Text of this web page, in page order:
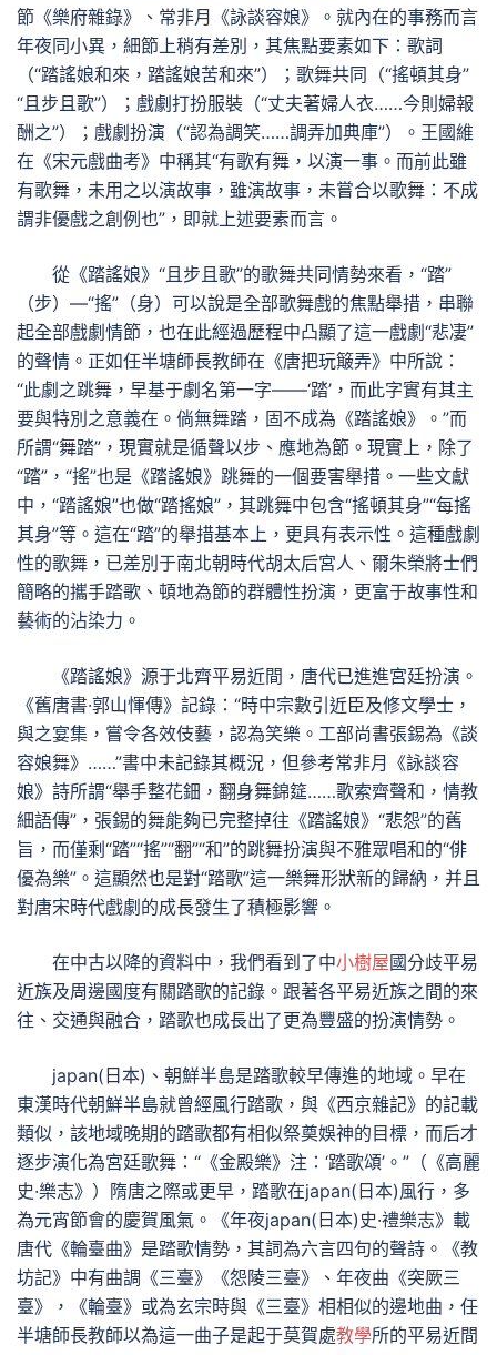
節《樂府雜錄》、常非月《詠談容娘》。就內在的事務而言
年夜同小異，細節上稍有差別，其焦點要素如下：歌詞
（“踏謠娘和來，踏謠娘苦和來”）；歌舞共同（“搖頓其身”
“且步且歌”）；戲劇打扮服裝（“丈夫著婦人衣……今則婦報
酬之”）；戲劇扮演（“認為調笑……調弄加典庫”）。王國維
在《宋元戲曲考》中稱其“有歌有舞，以演一事。而前此雖
有歌舞，未用之以演故事，雖演故事，未嘗合以歌舞：不成
謂非優戲之創例也”，即就上述要素而言。
從《踏謠娘》“且步且歌”的歌舞共同情勢來看，“踏”
（步）—“搖”（身）可以說是全部歌舞戲的焦點舉措，串聯
起全部戲劇情節，也在此經過歷程中凸顯了這一戲劇“悲凄”
的聲情。正如任半塘師長教師在《唐把玩簸弄》中所說：
“此劇之跳舞，早基于劇名第一字——‘踏’，而此字實有其主
要與特別之意義在。倘無舞踏，固不成為《踏謠娘》。”而
所謂“舞踏”，現實就是循聲以步、應地為節。現實上，除了
“踏”，“搖”也是《踏謠娘》跳舞的一個要害舉措。一些文獻
中，“踏謠娘”也做“踏搖娘”，其跳舞中包含“搖頓其身”“每搖
其身”等。這在“踏”的舉措基本上，更具有表示性。這種戲劇
性的歌舞，已差別于南北朝時代胡太后宮人、爾朱榮將士們
簡略的攜手踏歌、頓地為節的群體性扮演，更富于故事性和
藝術的沾染力。
《踏謠娘》源于北齊平易近間，唐代已進進宮廷扮演。
《舊唐書·郭山惲傳》記錄：“時中宗數引近臣及修文學士，
與之宴集，嘗令各效伎藝，認為笑樂。工部尚書張錫為《談
容娘舞》……”書中未記錄其概況，但參考常非月《詠談容
娘》詩所謂“舉手整花鈿，翻身舞錦筵……歌索齊聲和，情教
細語傳”，張錫的舞能夠已完整掉往《踏謠娘》“悲怨”的舊
旨，而僅剩“踏”“搖”“翻”“和”的跳舞扮演與不雅眾唱和的“俳
優為樂”。這顯然也是對“踏歌”這一樂舞形狀新的歸納，并且
對唐宋時代戲劇的成長發生了積極影響。
在中古以降的資料中，我們看到了中小樹屋國分歧平易
近族及周邊國度有關踏歌的記錄。跟著各平易近族之間的來
往、交通與融合，踏歌也成長出了更為豐盛的扮演情勢。
japan(日本)、朝鮮半島是踏歌較早傳進的地域。早在
東漢時代朝鮮半島就曾經風行踏歌，與《西京雜記》的記載
類似，該地域晚期的踏歌都有相似祭奠娛神的目標，而后才
逐步演化為宮廷歌舞：“《金殿樂》注：‘踏歌頌’。”（《高麗
史·樂志》）隋唐之際或更早，踏歌在japan(日本)風行，多
為元宵節會的慶賀風氣。《年夜japan(日本)史·禮樂志》載
唐代《輪臺曲》是踏歌情勢，其詞為六言四句的聲詩。《教
坊記》中有曲調《三臺》《怨陵三臺》、年夜曲《突厥三
臺》，《輪臺》或為玄宗時與《三臺》相相似的邊地曲，任
半塘師長教師以為這一曲子是起于莫賀處教學所的平易近間